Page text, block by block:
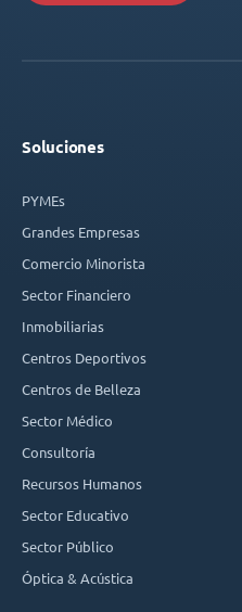
Soluciones
PYMEs
Grandes Empresas
Comercio Minorista
Sector Financiero
Inmobiliarias
Centros Deportivos
Centros de Belleza
Sector Médico
Consultoría
Recursos Humanos
Sector Educativo
Sector Público
Óptica & Acústica